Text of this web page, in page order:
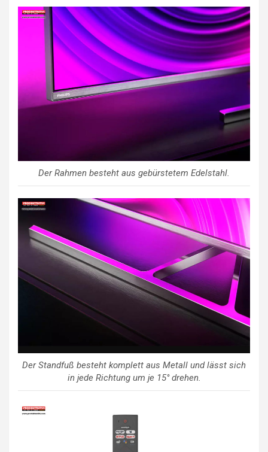
Der Rahmen besteht aus gebürstetem Edelstahl.
Der Standfuß besteht komplett aus Metall und lässt sich
in jede Richtung um je 15° drehen.